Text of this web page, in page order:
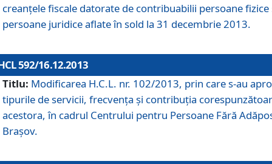
creanţele fiscale datorate de contribuabilii persoane fizice
persoane juridice aflate în sold la 31 decembrie 2013.
592/16.12.2013
Titlu: Modificarea H.C.L. nr. 102/2013, prin care s-au
tipurile de servicii, frecvenţa şi contribuţia
acestora, în cadrul Centrului pentru Persoane Fără
Braşov.